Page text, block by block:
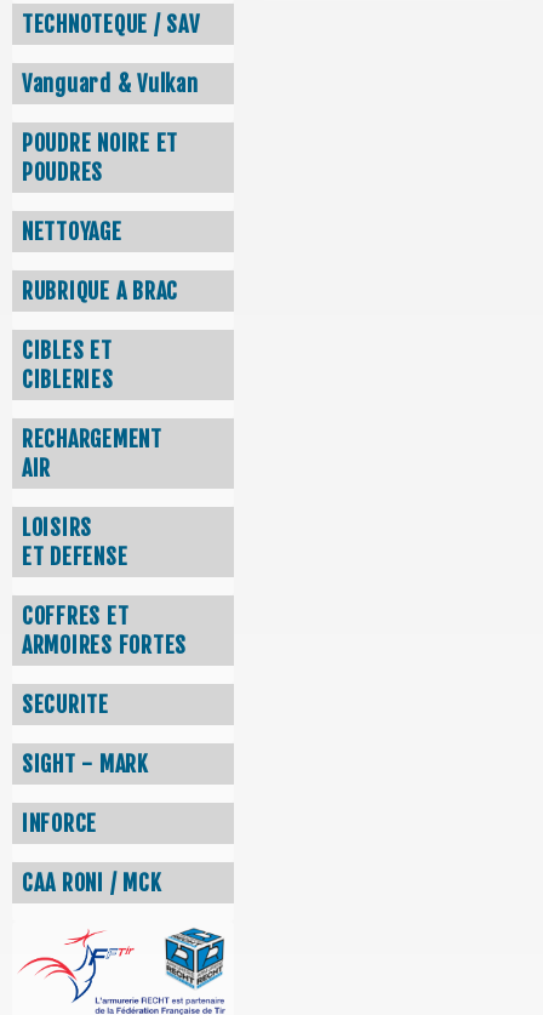
TECHNOTEQUE / SAV
Vanguard & Vulkan
POUDRE NOIRE ET
POUDRES
NETTOYAGE
RUBRIQUE A BRAC
CIBLES ET
CIBLERIES
RECHARGEMENT
AIR
LOISIRS
ET DEFENSE
COFFRES ET
ARMOIRES FORTES
SECURITE
SIGHT - MARK
INFORCE
CAA RONI / MCK